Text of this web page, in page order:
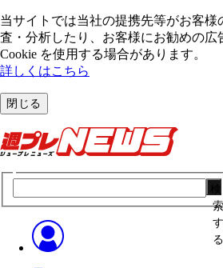
当サイトでは当社の提携先等がお客様
査・分析したり、お客様にお勧めの広
Cookie を使⽤する場合があります。
詳しくはこちら
閉じる
す
る